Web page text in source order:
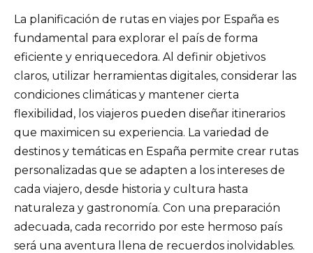
La planificación de rutas en viajes por España es
fundamental para explorar el país de forma
eficiente y enriquecedora. Al definir objetivos
claros, utilizar herramientas digitales, considerar las
condiciones climáticas y mantener cierta
flexibilidad, los viajeros pueden diseñar itinerarios
que maximicen su experiencia. La variedad de
destinos y temáticas en España permite crear rutas
personalizadas que se adapten a los intereses de
cada viajero, desde historia y cultura hasta
naturaleza y gastronomía. Con una preparación
adecuada, cada recorrido por este hermoso país
será una aventura llena de recuerdos inolvidables.